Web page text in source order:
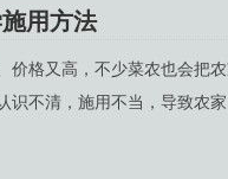
用方法
格又高，不少菜农也会把
识不清，施用不当，导致农